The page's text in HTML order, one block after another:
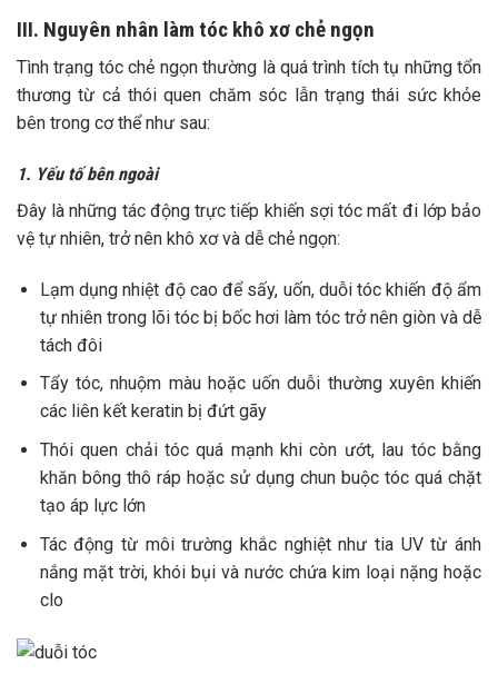
III. Nguyên nhân làm tóc khô xơ chẻ ngọn
Tình trạng tóc chẻ ngọn thường là quá trình tích tụ những tổn
thương từ cả thói quen chăm sóc lẫn trạng thái sức khỏe
bên trong cơ thể như sau:
1. Yếu tố bên ngoài
Đây là những tác động trực tiếp khiến sợi tóc mất đi lớp bảo
vệ tự nhiên, trở nên khô xơ và dễ chẻ ngọn:
Lạm dụng nhiệt độ cao để sấy, uốn, duỗi tóc khiến độ ẩm
tự nhiên trong lõi tóc bị bốc hơi làm tóc trở nên giòn và dễ
tách đôi
Tẩy tóc, nhuộm màu hoặc uốn duỗi thường xuyên khiến
các liên kết keratin bị đứt gãy
Thói quen chải tóc quá mạnh khi còn ướt, lau tóc bằng
khăn bông thô ráp hoặc sử dụng chun buộc tóc quá chặt
tạo áp lực lớn
Tác động từ môi trường khắc nghiệt như tia UV từ ánh
nắng mặt trời, khói bụi và nước chứa kim loại nặng hoặc
clo